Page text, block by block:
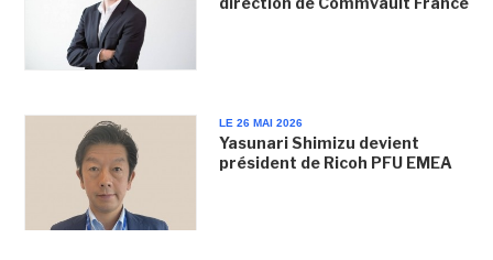
LE 26 MAI 2026
Yasunari Shimizu devient
président de Ricoh PFU EMEA